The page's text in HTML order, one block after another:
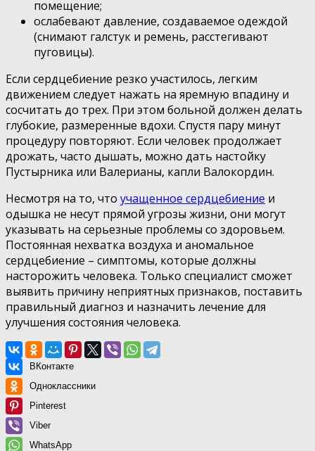
помещение;
ослабевают давление, создаваемое одеждой
(снимают галстук и ремень, расстегивают
пуговицы).
Если сердцебиение резко участилось, легким
движением следует нажать на яремную впадину и
сосчитать до трех. При этом больной должен делать
глубокие, размеренные вдохи. Спустя пару минут
процедуру повторяют. Если человек продолжает
дрожать, часто дышать, можно дать настойку
Пустырника или Валерианы, капли Валокордин.
Несмотря на то, что учащенное сердцебиение и
одышка не несут прямой угрозы жизни, они могут
указывать на серьезные проблемы со здоровьем.
Постоянная нехватка воздуха и аномальное
сердцебиение – симптомы, которые должны
насторожить человека. Только специалист сможет
выявить причину неприятных признаков, поставить
правильный диагноз и назначить лечение для
улучшения состояния человека.
ВКонтакте
Одноклассники
Pinterest
Viber
WhatsApp